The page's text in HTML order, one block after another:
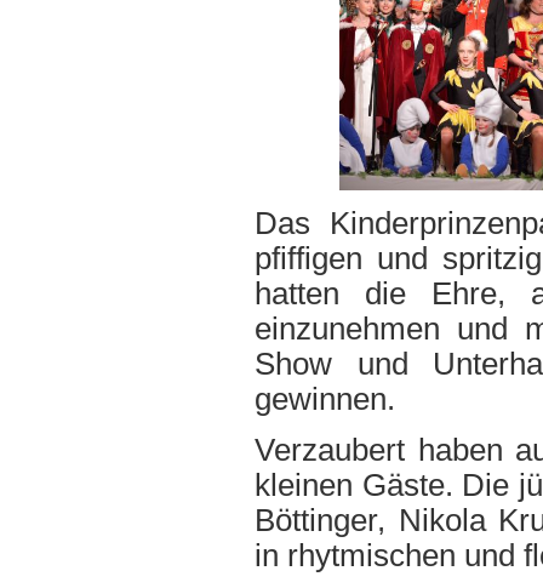
Das
pfiffigen und
hatten die Ehre,
einzunehmen und
Show und
gewinnen.
Verzaubert haben
kleinen Gäste. Die
Böttinger, Nikola
in rhytmischen und